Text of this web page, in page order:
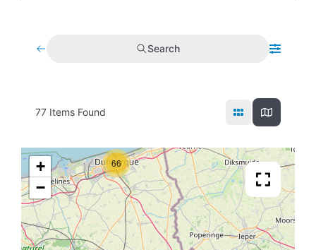
Search
77 Items Found
66
+
−